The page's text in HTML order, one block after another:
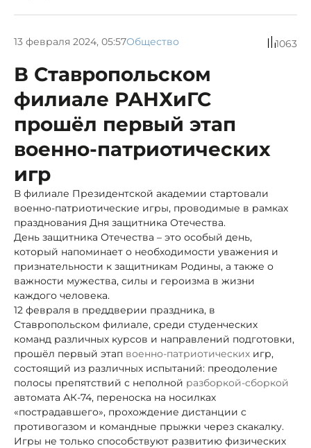
13 февраля 2024, 05:57Общество 1063
В Ставропольском
филиале РАНХиГС
прошёл первый этап
военно-патриотических
игр
В филиале Президентской академии стартовали
военно-патриотические игры, проводимые в рамках
празднования Дня защитника Отечества.
День защитника Отечества – это особый день,
который напоминает о необходимости уважения и
признательности к защитникам Родины, а также о
важности мужества, силы и героизма в жизни
каждого человека.
12 февраля в преддверии праздника, в
Ставропольском филиале, среди студенческих
команд различных курсов и направлений подготовки,
прошёл первый этап военно-патриотических игр,
состоящий из различных испытаний: преодоление
полосы препятствий с неполной разборкой-сборкой
автомата АК-74, переноска на носилках
«пострадавшего», прохождение дистанции с
противогазом и командные прыжки через скакалку.
Игры не только способствуют развитию физических